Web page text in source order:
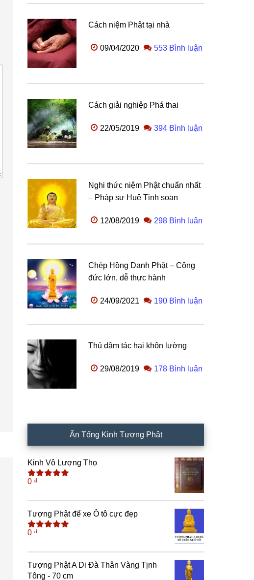
Cách niệm Phật tại nhà
09/04/2020 553 Bình luận
Cách giải nghiệp Phá thai
22/05/2019 394 Bình luận
Nghi thức niệm Phật chuẩn nhất
– Pháp sư Huệ Tịnh soạn
12/08/2019 298 Bình luận
Chép Hồng Danh Phật – Công
đức lớn, dễ thực hành
24/09/2021 190 Bình luận
Thủ dâm tác hại khôn lường
29/08/2019 178 Bình luận
Ấn Tống Kinh Tượng Phật
Kinh Vô Lượng Thọ
Được xếp
sao
0 ₫
Tượng Phật để xe Ô tô cực đẹp
Được xếp
sao
0 ₫
Tượng Phật A Di Đà Thân Vàng Tịnh
Tông - 70 cm